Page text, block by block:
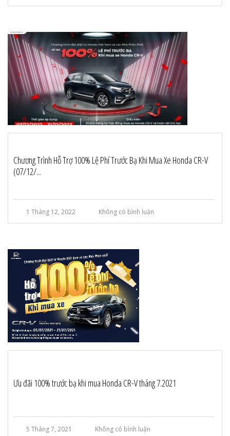
Chương Trình Hỗ Trợ 100% Lệ Phí Trước Bạ Khi Mua Xe Honda CR-V
(07/12/...
1 Tháng 12, 2022 Không có bình luận
Ưu đãi 100% trước bạ khi mua Honda CR-V tháng 7.2021
5 Tháng 7, 2021 Không có bình luận